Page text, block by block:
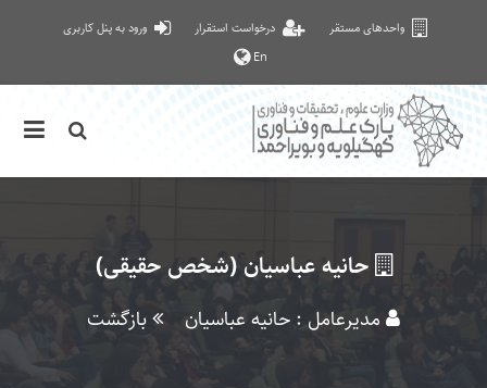
واحدهای مستقر درخواست استقرار
ورود به پنل کاربری
En
حانیه عباسیان (شخص حقیقی)
مدیرعامل : حانیه عباسیان بازگشت